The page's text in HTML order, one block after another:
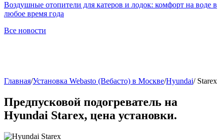
Воздушные отопители для катеров и лодок: комфорт на воде в
любое время года
Все новости
Главная/Установка Webasto (Вебасто) в Москве/Hyundai/ Starex
Предпусковой подогреватель на
Hyundai Starex, цена установки.